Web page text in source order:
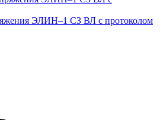
ЭЛИН–1 СЗ ВЛ с протоколом